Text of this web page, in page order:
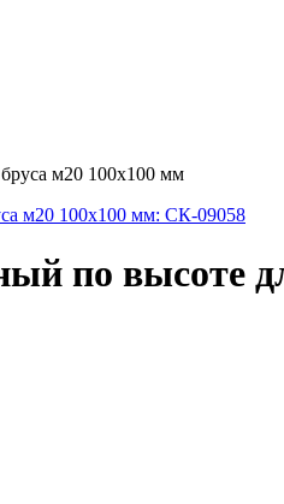
м20 100х100 мм
по высоте